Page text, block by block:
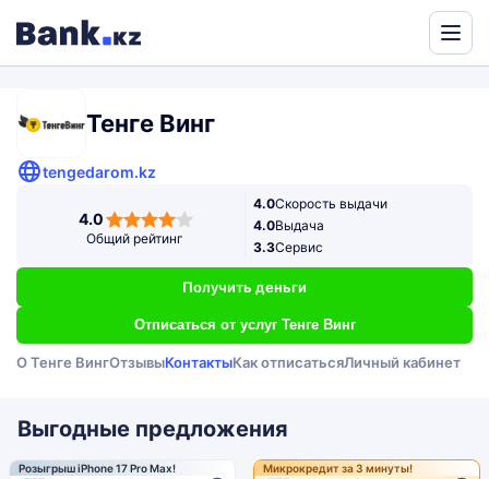
Тенге Винг
tengedarom.kz
4.0
Общий рейтинг
4.0Скорость выдачи
4.0Выдача
3.3Сервис
Получить деньги
Отписаться от услуг Тенге Винг
О Тенге ВингОтзывыКонтактыКак отписатьсяЛичный кабинет
Выгодные предложения
Розыгрыш iPhone 17 Pro Max! Микрокредит за 3 минуты!